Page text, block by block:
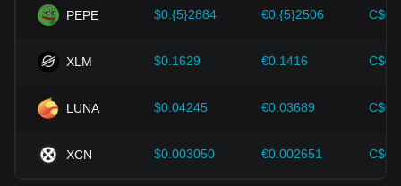
menyesuaikan strategi investasi mereka di pasar yang terus
berkembang.
PEPE $0.{5}2884 €0.{5}2506
XLM $0.1629 €0.1416
LUNA $0.04245 €0.03689
XCN $0.003050 €0.002651